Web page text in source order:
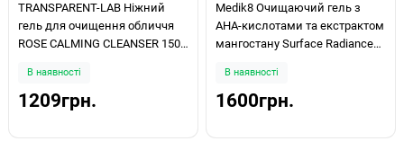
TRANSPARENT-LAB Ніжний
гель для очищення обличчя
ROSE CALMING CLEANSER 150
В наявності
1209грн.
Medik8 Очищаючий гель з
АНА-кислотами та екстрактом
мангостану Surface Radiance
В наявності
1600грн.